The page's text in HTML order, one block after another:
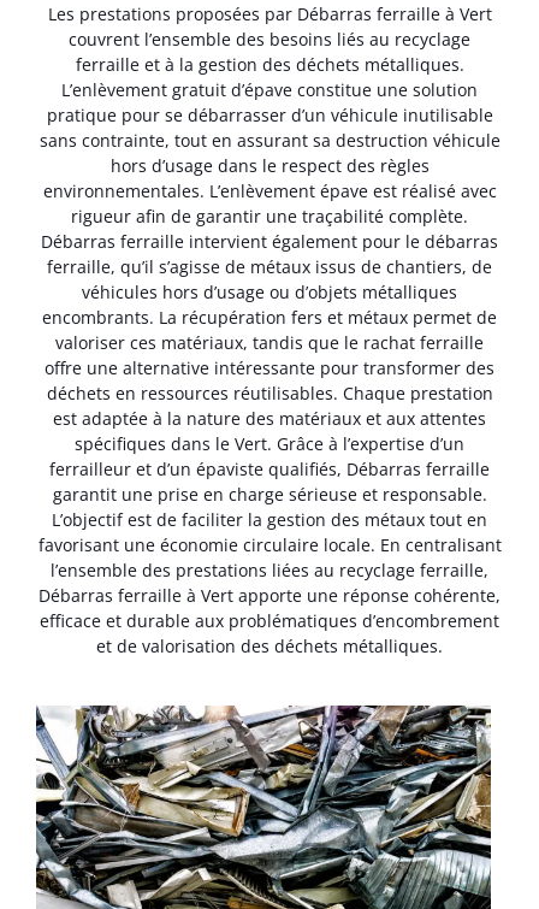
Les prestations proposées par Débarras ferraille à Vert
couvrent l’ensemble des besoins liés au recyclage
ferraille et à la gestion des déchets métalliques.
L’enlèvement gratuit d’épave constitue une solution
pratique pour se débarrasser d’un véhicule inutilisable
sans contrainte, tout en assurant sa destruction véhicule
hors d’usage dans le respect des règles
environnementales. L’enlèvement épave est réalisé avec
rigueur afin de garantir une traçabilité complète.
Débarras ferraille intervient également pour le débarras
ferraille, qu’il s’agisse de métaux issus de chantiers, de
véhicules hors d’usage ou d’objets métalliques
encombrants. La récupération fers et métaux permet de
valoriser ces matériaux, tandis que le rachat ferraille
offre une alternative intéressante pour transformer des
déchets en ressources réutilisables. Chaque prestation
est adaptée à la nature des matériaux et aux attentes
spécifiques dans le Vert. Grâce à l’expertise d’un
ferrailleur et d’un épaviste qualifiés, Débarras ferraille
garantit une prise en charge sérieuse et responsable.
L’objectif est de faciliter la gestion des métaux tout en
favorisant une économie circulaire locale. En centralisant
l’ensemble des prestations liées au recyclage ferraille,
Débarras ferraille à Vert apporte une réponse cohérente,
efficace et durable aux problématiques d’encombrement
et de valorisation des déchets métalliques.